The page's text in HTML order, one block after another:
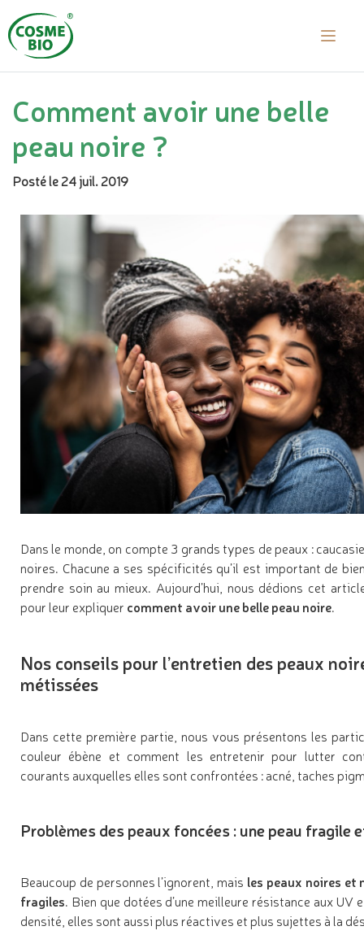
Comment avoir une belle
peau noire ?
Posté le 24 juil. 2019
Dans le monde, on compte 3 grands types de peaux :
noires. Chacune a ses spécificités qu’il est important de
prendre soin au mieux. Aujourd’hui, nous dédions cet
pour leur expliquer comment avoir une belle peau noire.
Nos conseils pour l’entretien des peaux
métissées
Dans cette première partie, nous vous présentons les
couleur ébène et comment les entretenir pour lutter
courants auxquelles elles sont confrontées : acné, taches
Problèmes des peaux foncées : une peau fragile
Beaucoup de personnes l’ignorent, mais les peaux noires
fragiles. Bien que dotées d’une meilleure résistance aux UV
densité, elles sont aussi plus réactives et plus sujettes à la